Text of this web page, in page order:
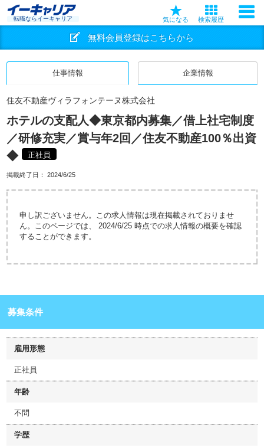
転職ならイーキャリア 気になる 検索履歴
無料会員登録はこちらから
仕事情報 企業情報
住友不動産ヴィラフォンテーヌ株式会社
ホテルの支配人◆東京都内募集／借上社宅制度
／研修充実／賞与年2回／住友不動産100％出資
◆
正社員
掲載終了日： 2024/6/25
申し訳ございません。この求人情報は現在掲載されておりませ
ん。このページでは、 2024/6/25 時点での求人情報の概要を確認
することができます。
募集条件
雇用形態
正社員
年齢
不問
学歴